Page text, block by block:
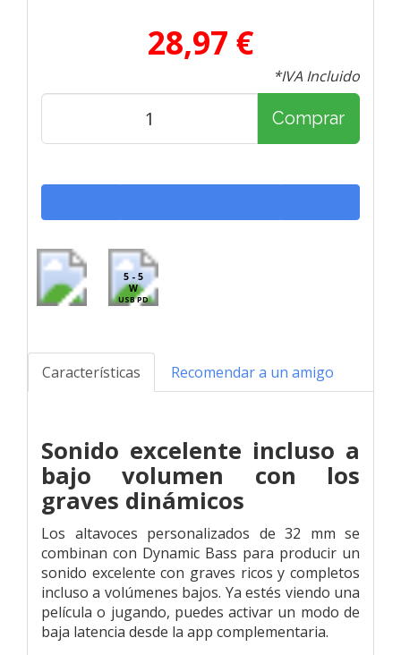
28,97 €
*IVA Incluido
Comprar
5 - 5
W
USB PD
Características Recomendar a un amigo
Sonido excelente incluso a
bajo volumen con los
graves dinámicos
Los altavoces personalizados de 32 mm se
combinan con Dynamic Bass para producir un
sonido excelente con graves ricos y completos
incluso a volúmenes bajos. Ya estés viendo una
película o jugando, puedes activar un modo de
baja latencia desde la app complementaria.